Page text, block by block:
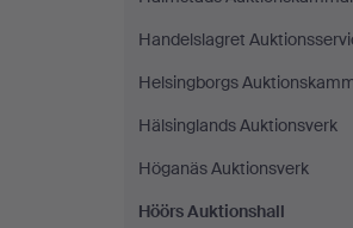
Handelslagret
Helsingborgs
Hälsinglands Auktionsverk
Höganäs Auktionsverk
Höörs Auktionshall